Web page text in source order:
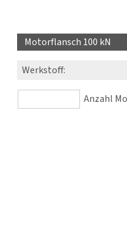
Motorflansch 100 kN
Werkstoff:
Anzahl